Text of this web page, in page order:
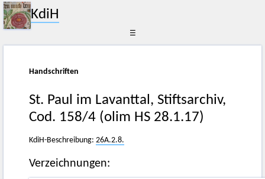
KdiH
☰
Handschriften
St. Paul im Lavanttal, Stiftsarchiv,
Cod. 158/4 (olim HS 28.1.17)
KdiH-Beschreibung:26A.2.8.
Verzeichnungen: